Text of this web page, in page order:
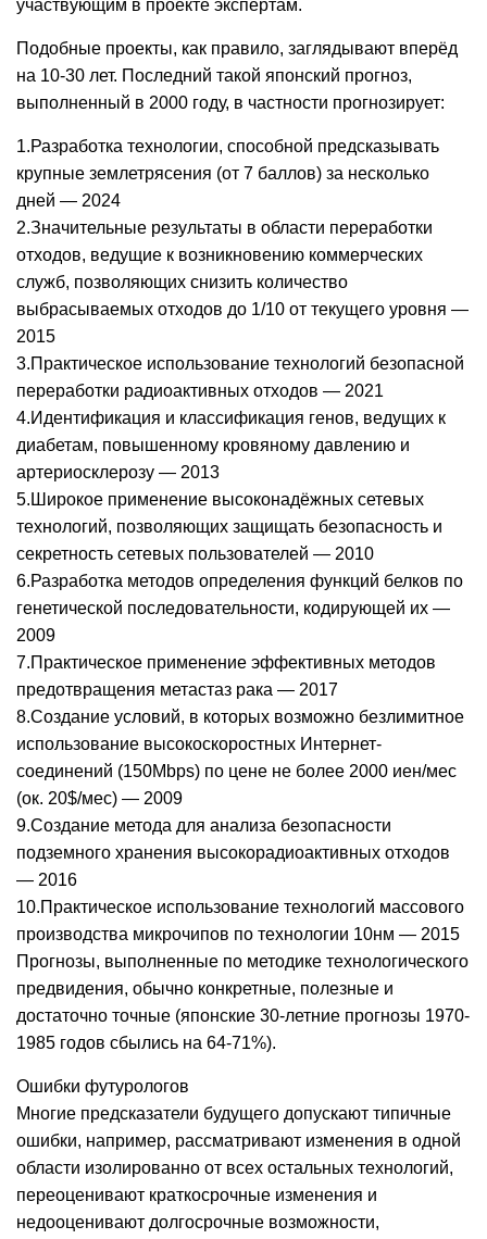
участвующим в проекте экспертам.
Подобные проекты, как правило, заглядывают вперёд
на 10-30 лет. Последний такой японский прогноз,
выполненный в 2000 году, в частности прогнозирует:
1.Разработка технологии, способной предсказывать
крупные землетрясения (от 7 баллов) за несколько
дней — 2024
2.Значительные результаты в области переработки
отходов, ведущие к возникновению коммерческих
служб, позволяющих снизить количество
выбрасываемых отходов до 1/10 от текущего уровня —
2015
3.Практическое использование технологий безопасной
переработки радиоактивных отходов — 2021
4.Идентификация и классификация генов, ведущих к
диабетам, повышенному кровяному давлению и
артериосклерозу — 2013
5.Широкое применение высоконадёжных сетевых
технологий, позволяющих защищать безопасность и
секретность сетевых пользователей — 2010
6.Разработка методов определения функций белков по
генетической последовательности, кодирующей их —
2009
7.Практическое применение эффективных методов
предотвращения метастаз рака — 2017
8.Создание условий, в которых возможно безлимитное
использование высокоскоростных Интернет-
соединений (150Mbps) по цене не более 2000 иен/мес
(ок. 20$/мес) — 2009
9.Создание метода для анализа безопасности
подземного хранения высокорадиоактивных отходов
— 2016
10.Практическое использование технологий массового
производства микрочипов по технологии 10нм — 2015
Прогнозы, выполненные по методике технологического
предвидения, обычно конкретные, полезные и
достаточно точные (японские 30-летние прогнозы 1970-
1985 годов сбылись на 64-71%).
Ошибки футурологов
Многие предсказатели будущего допускают типичные
ошибки, например, рассматривают изменения в одной
области изолированно от всех остальных технологий,
переоценивают краткосрочные изменения и
недооценивают долгосрочные возможности,